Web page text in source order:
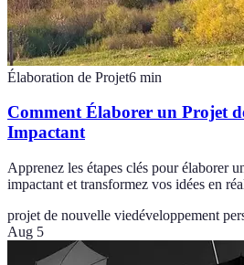
Élaboration de Projet6 min
Comment Élaborer un Projet
Impactant
Apprenez les étapes clés pour élaborer
impactant et transformez vos idées en
projet de nouvelle viedéveloppement
Aug 5